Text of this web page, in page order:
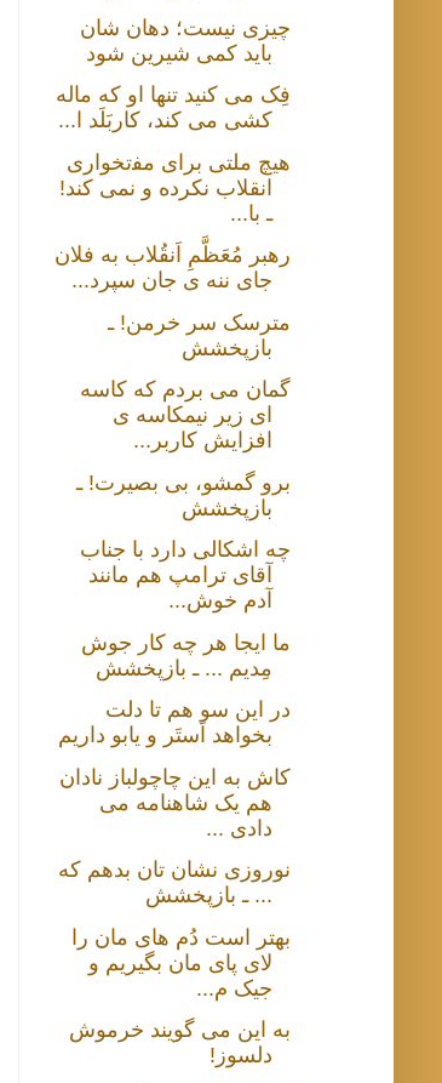
چیزی نیست؛ دهان شان
باید کمی شیرین شود
فِک می کنید تنها او که ماله
کشی می کند، کاربَلَد ا...
هیچ ﻣﻠﺘﯽ برای ﻣﻔتخواری
ﺍﻧﻘﻼﺏ نکرده و نمی کند!
ـ با...
رهبر مُعَظَّمِ اَنقُلاب به فلان
جای ننه ی جان سپرد...
مترسک سر خرمن! ـ
بازپخشش
گمان می بردم که کاسه
ای زیر نیمکاسه ی
افزایش کاربر...
برو گمشو، بی بصیرت! ـ
بازپخشش
چه اشکالی دارد با جناب
آقای ترامپ هم مانند
آدم خوش...
ما ایجا هر چه کار جوش
مِدیم ... ـ بازپخشش
در این سو هم تا دلت
بخواهد اَستَر و یابو داریم
کاش به این چاچولباز نادان
هم یک شاهنامه می
دادی ...
نوروزی نشان تان بدهم که
... ـ بازپخشش
بهتر است دُم های مان را
لای پای مان بگیریم و
جیک م...
به این می گویند خرموش
دلسوز!